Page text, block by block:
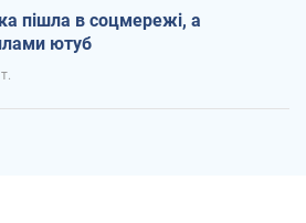
пішла в соцмережі, а
ютуб